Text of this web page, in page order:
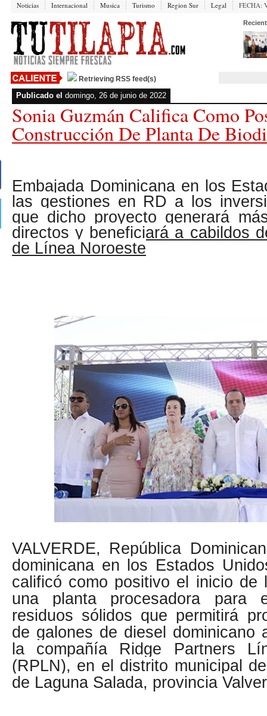
Noticias Internacional Musica Turismo Region Sur Legal FECHA:
Retrieving RSS feed(s)
Publicado el domingo, 26 de junio de 2022
Sonia Guzmán Califica Como
Construcción De Planta De
Embajada Dominicana en los
las gestiones en RD a los
que dicho proyecto generará
directos y beneficiará a cabildos
de Línea Noroeste
VALVERDE, República
dominicana en los Estados
calificó como positivo el inicio de
una planta procesadora para
residuos sólidos que permitirá
de galones de diesel dominicano
la compañía Ridge Partners
(RPLN), en el distrito municipal
de Laguna Salada, provincia